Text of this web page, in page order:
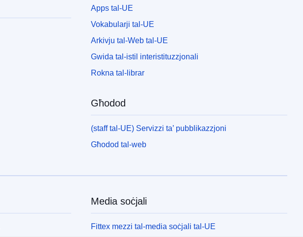
Apps tal-UE
Vokabularji tal-UE
Arkivju tal-Web tal-UE
Gwida tal-istil interistituzzjonali
Rokna tal-librar
Għodod
(staff tal-UE) Servizzi ta’ pubblikazzjoni
Għodod tal-web
Media soċjali
Fittex mezzi tal-media soċjali tal-UE